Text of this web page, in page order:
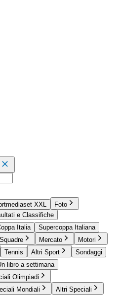
XXL
Foto
e Classifiche
Italia
Supercoppa Italiana
Squadre Mercato
Motori
Tennis Altri Sport
Sondaggi
libro a settimana
Olimpiadi
Mondiali Altri Speciali